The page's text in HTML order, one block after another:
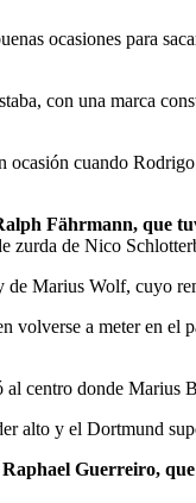
ocasiones para
con una marca
cuando
Fährmann, que
de Nico
Marius Wolf, cuyo
volverse a meter en el
centro donde Marius
alto y el Dortmund
Raphael Guerreiro,